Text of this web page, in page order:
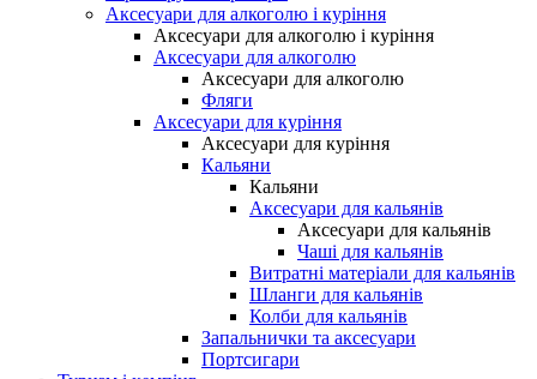
Аксесуари для алкоголю і куріння
Аксесуари для алкоголю і куріння
Аксесуари для алкоголю
Аксесуари для алкоголю
Фляги
Аксесуари для куріння
Аксесуари для куріння
Кальяни
Кальяни
Аксесуари для кальянів
Аксесуари для кальянів
Чаші для кальянів
Витратні матеріали для кальянів
Шланги для кальянів
Колби для кальянів
Запальнички та аксесуари
Портсигари